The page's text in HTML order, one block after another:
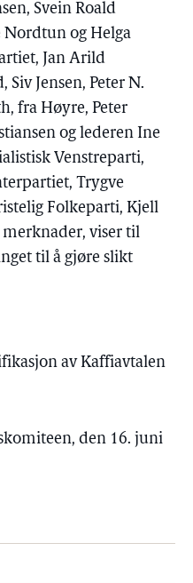
Svein Roald
Nordtun og Helga
Jan Arild
Jensen, Peter N.
fra Høyre, Peter
og lederen Ine
Venstreparti,
Trygve
Folkeparti, Kjell
viser til
til å gjøre slikt
av Kaffiavtalen
den 16. juni